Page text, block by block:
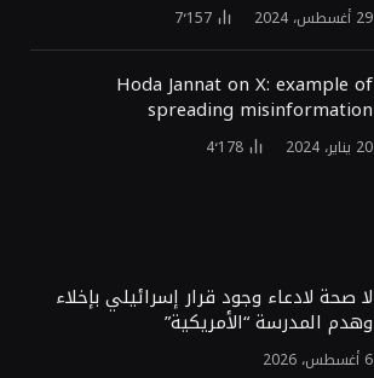
29 أغسطس، 2024 7٬157
Hoda Jannat on X: example of
spreading misinformation
20 يناير، 2024 4٬178
لا صحة لادعاء وجود قرار إسرائيلي بإخلاء
وهدم المدرسة “الأمريكية”
6 أغسطس، 2026